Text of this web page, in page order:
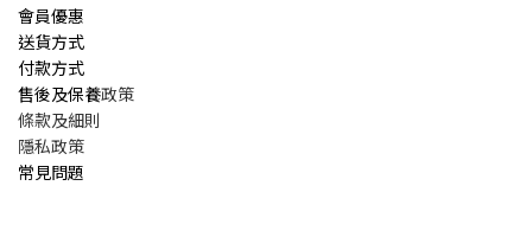
會員優惠
送貨方式
付款方式
售後及保養政策
條款及細則
隱私政策
常見問題